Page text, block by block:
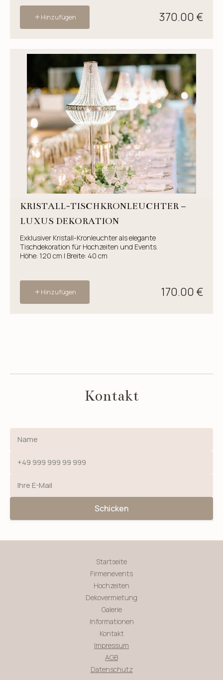
Hinzufügen 370.00 €
KRISTALL-TISCHKRONLEUCHTER –
LUXUS DEKORATION
Exklusiver Kristall-Kronleuchter als elegante
Tischdekoration für Hochzeiten und Events.
Höhe: 120 cm | Breite: 40 cm
Hinzufügen 170.00 €
Kontakt
Schicken
Startseite
Firmenevents
Hochzeiten
Dekovermietung
Galerie
Informationen
Kontakt
Impressum
AGB
Datenschutz